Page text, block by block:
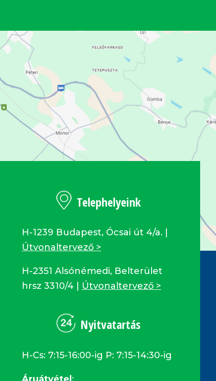
Telephelyeink
H-1239 Budapest, Ócsai út 4/a. |
Útvonaltervező >
H-2351 Alsónémedi, Belterület
hrsz 3310/4 | Útvonaltervező >
Nyitvatartás
H-Cs: 7:15-16:00-ig P: 7:15-14:30-ig